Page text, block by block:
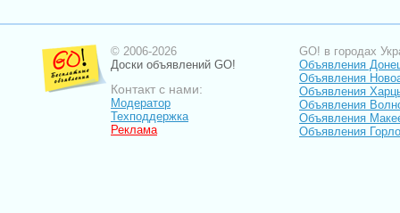
© 2006-2026
Доски объявлений GO!
Контакт с нами:
Модератор
Техподдержка
Реклама
GO! в городах
Объявления
Объявления
Объявления
Объявления
Объявления
Объявления